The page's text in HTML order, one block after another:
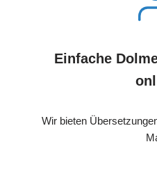
Einfache
Wir bieten